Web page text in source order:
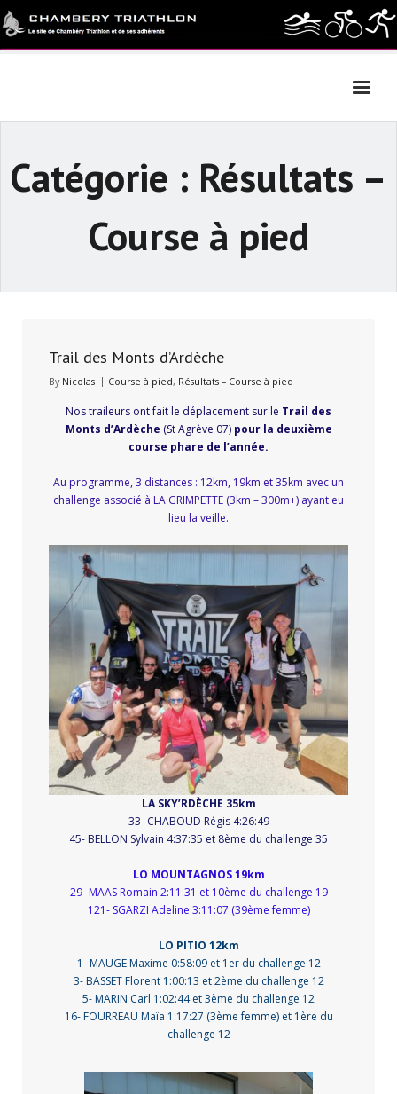
Skip
to
Catégorie : Résultats –
Course à pied
Trail des Monts d’Ardèche
By Nicolas Course à pied, Résultats – Course à pied
Nos traileurs ont fait le déplacement sur le Trail des
Monts d’Ardèche (St Agrève 07) pour la deuxième
course phare de l’année.
Au programme, 3 distances : 12km, 19km et 35km avec un
challenge associé à LA GRIMPETTE (3km – 300m+) ayant eu
lieu la veille.
LA SKY’RDÈCHE 35km
33- CHABOUD Régis 4:26:49
45- BELLON Sylvain 4:37:35 et 8ème du challenge 35
LO MOUNTAGNOS 19km
29- MAAS Romain 2:11:31 et 10ème du challenge 19
121- SGARZI Adeline 3:11:07 (39ème femme)
LO PITIO 12km
1- MAUGE Maxime 0:58:09 et 1er du challenge 12
3- BASSET Florent 1:00:13 et 2ème du challenge 12
5- MARIN Carl 1:02:44 et 3ème du challenge 12
16- FOURREAU Maïa 1:17:27 (3ème femme) et 1ère du
challenge 12